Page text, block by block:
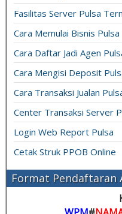
Fasilitas Server Pulsa
Cara Memulai Bisnis Pulsa
Cara Daftar Jadi Agen
Cara Mengisi Deposit
Cara Transaksi Jualan
Center Transaksi Server
Login Web Report Pulsa
Cetak Struk PPOB Online
Format Pendaftaran